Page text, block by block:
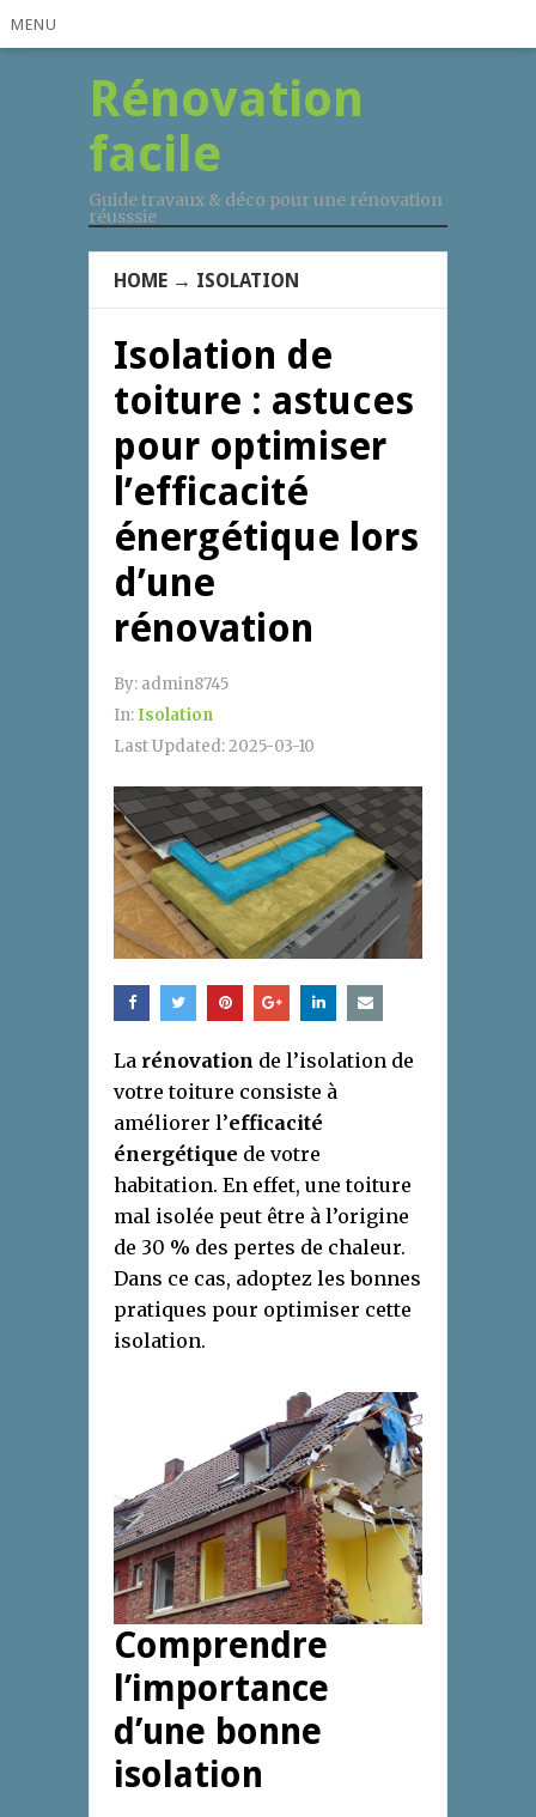
MENU
Rénovation
facile
Guide travaux & déco pour une rénovation
réusssie
HOME → ISOLATION
Isolation de
toiture : astuces
pour optimiser
l’efficacité
énergétique lors
d’une
rénovation
By: admin8745
In: Isolation
Last Updated:2025-03-10
La rénovation de l’isolation de
votre toiture consiste à
améliorer l’efficacité
énergétique de votre
habitation. En effet, une toiture
mal isolée peut être à l’origine
de 30 % des pertes de chaleur.
Dans ce cas, adoptez les bonnes
pratiques pour optimiser cette
isolation.
Comprendre
l’importance
d’une bonne
isolation